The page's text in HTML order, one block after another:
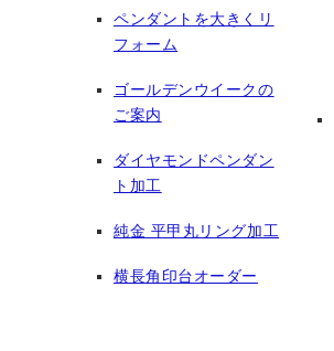
ペンダントを大きくリ
フォーム
ゴールデンウイークの
ご案内
ダイヤモンドペンダン
ト加工
純金 平甲丸リング加工
横長角印台オーダー